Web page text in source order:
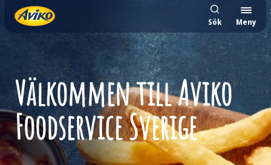
Sök Meny
Välkommen till Aviko
Foodservice Sverige